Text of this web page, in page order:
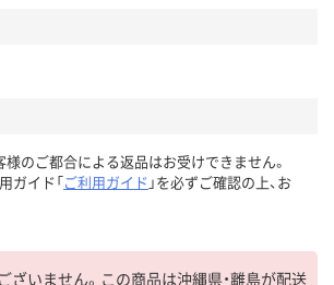
様のご都合による返品はお受けできません。
ガイド「ご利用ガイド 」を必ずご確認の上、お
ざいません。この商品は沖縄県・離島が配送